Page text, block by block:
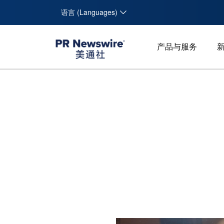
语言 (Languages)
产品与服务